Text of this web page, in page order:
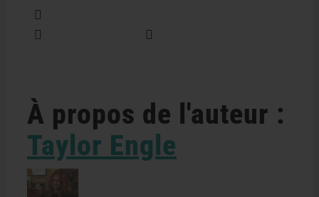
À propos de l'auteur :
Taylor Engle